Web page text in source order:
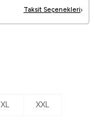
Taksit Seçenekleri
XL XXL